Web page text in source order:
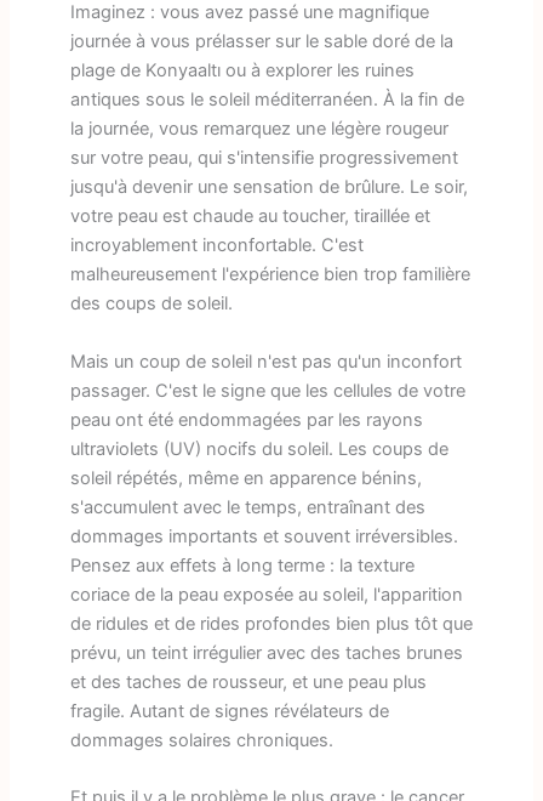
Imaginez : vous avez passé une magnifique
journée à vous prélasser sur le sable doré de la
plage de Konyaaltı ou à explorer les ruines
antiques sous le soleil méditerranéen. À la fin de
la journée, vous remarquez une légère rougeur
sur votre peau, qui s'intensifie progressivement
jusqu'à devenir une sensation de brûlure. Le soir,
votre peau est chaude au toucher, tiraillée et
incroyablement inconfortable. C'est
malheureusement l'expérience bien trop familière
des coups de soleil.
Mais un coup de soleil n'est pas qu'un inconfort
passager. C'est le signe que les cellules de votre
peau ont été endommagées par les rayons
ultraviolets (UV) nocifs du soleil. Les coups de
soleil répétés, même en apparence bénins,
s'accumulent avec le temps, entraînant des
dommages importants et souvent irréversibles.
Pensez aux effets à long terme : la texture
coriace de la peau exposée au soleil, l'apparition
de ridules et de rides profondes bien plus tôt que
prévu, un teint irrégulier avec des taches brunes
et des taches de rousseur, et une peau plus
fragile. Autant de signes révélateurs de
dommages solaires chroniques.